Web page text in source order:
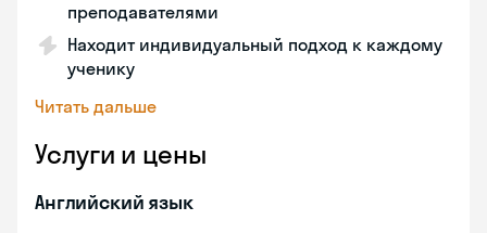
преподавателями
Находит индивидуальный подход к каждому
ученику
Читать дальше
Услуги и цены
Английский язык